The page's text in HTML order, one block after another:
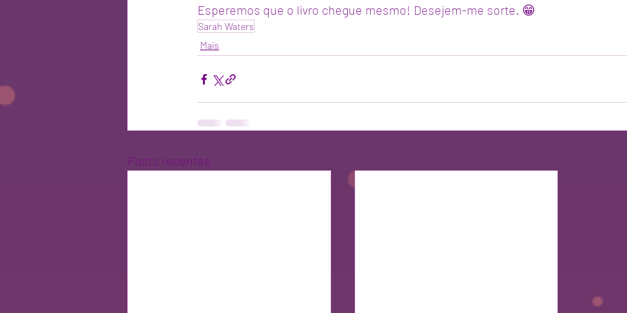
Esperemos que o livro chegue mesmo! Desejem-me sorte. 😁
Sarah Waters
Mais
Posts recentes